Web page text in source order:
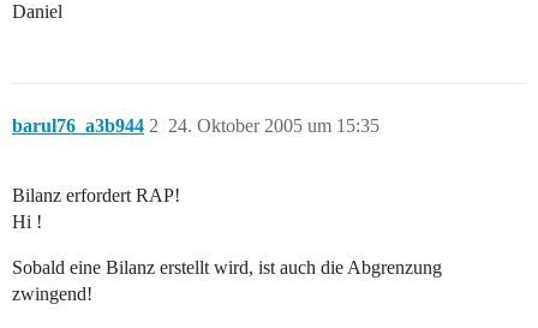
Daniel
barul76_a3b944 24. Oktober 2005 um 15:35
2
Bilanz erfordert RAP!
Hi !
Sobald eine Bilanz erstellt wird, ist auch die Abgrenzung
zwingend!